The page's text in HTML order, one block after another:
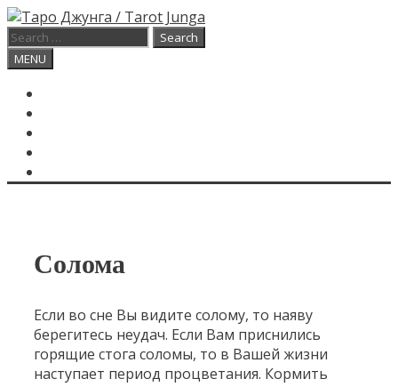
Skip
to
content
Search
for:
Search
MENU
Солома
Если во сне Вы видите солому, то наяву
берегитесь неудач. Если Вам приснились
горящие стога соломы, то в Вашей жизни
наступает период процветания. Кормить